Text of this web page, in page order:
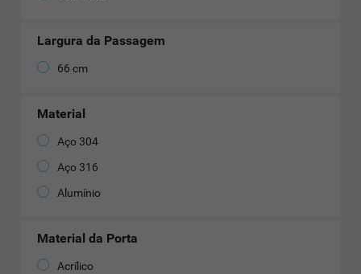
Largura da Passagem
66 cm
Material
Aço 304
Aço 316
Alumínio
Material da Porta
Acrílico